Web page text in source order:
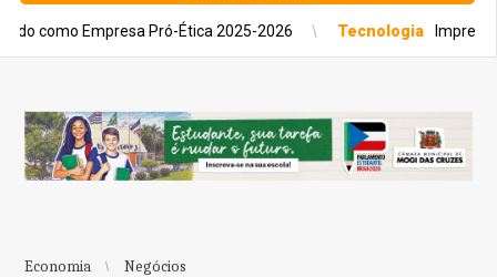
Pró-Ética 2025-2026 Tecnologia Impressão 3D
Economia Negócios